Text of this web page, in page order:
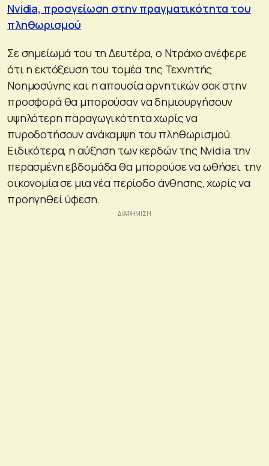
Nvidia, προσγείωση στην πραγματικότητα του
πληθωρισμού
Σε σημείωμά του τη Δευτέρα, ο Ντράχο ανέφερε
ότι η εκτόξευση του τομέα της Τεχνητής
Νοημοσύνης και η απουσία αρνητικών σοκ στην
προσφορά θα μπορούσαν να δημιουργήσουν
υψηλότερη παραγωγικότητα χωρίς να
πυροδοτήσουν ανάκαμψη του πληθωρισμού.
Ειδικότερα, η αύξηση των κερδών της Nvidia την
περασμένη εβδομάδα θα μπορούσε να ωθήσει την
οικονομία σε μια νέα περίοδο άνθησης, χωρίς να
προηγηθεί ύφεση.